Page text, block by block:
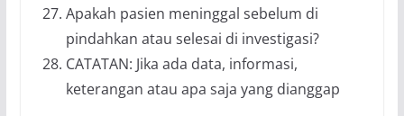
Apakah pasien meninggal sebelum di
pindahkan atau selesai di investigasi?
CATATAN: Jika ada data, informasi,
keterangan atau apa saja yang dianggap